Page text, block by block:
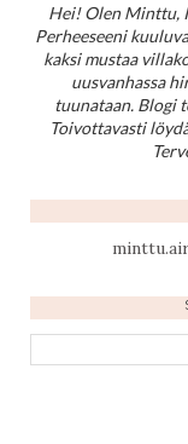
Hei! Olen Minttu,
Perheeseeni
kaksi mustaa
uusvanhassa
tuunataan. Blogi
Toivottavasti